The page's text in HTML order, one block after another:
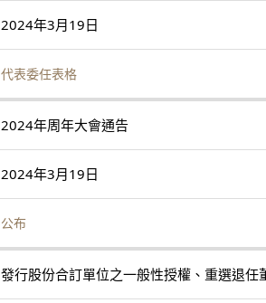
2024年3月19日
代表委任表格
2024年周年大會通告
2024年3月19日
公布
發行股份合訂單位之一般性授權、重選退